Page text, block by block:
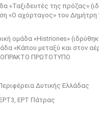
«Ταξιδευτές της πρόζας»
«Ο αχόρταγος» του
ομάδα «Histriones»
«Κάπου μεταξύ και στον
ΠΡΩΤΟΤΥΠΟ
Δυτικής Ελλάδας
ΕΡΤ Πάτρας